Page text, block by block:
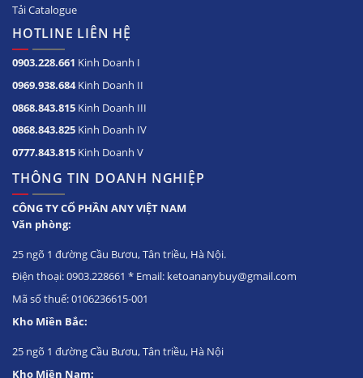
Tải Catalogue
HOTLINE LIÊN HỆ
0903.228.661 Kinh Doanh I
0969.938.684Kinh Doanh II
0868.843.815 Kinh Doanh III
0868.843.825 Kinh Doanh IV
0777.843.815 Kinh Doanh V
THÔNG TIN DOANH NGHIỆP
CÔNG TY CỔ PHẦN ANY VIỆT NAM
Văn phòng:
25 ngõ 1 đường Cầu Bươu, Tân triều, Hà Nội.
Điện thoại: 0903.228661 * Email: ketoananybuy@gmail.com
Mã số thuế: 0106236615-001
Kho Miền Bắc:
25 ngõ 1 đường Cầu Bươu, Tân triều, Hà Nội
Kho Miền Nam: